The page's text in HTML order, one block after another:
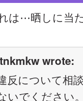
は⋯晒しに当
wrote:
反について相
いでください